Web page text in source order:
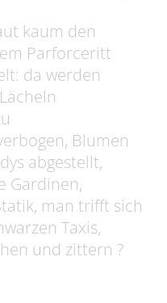
kaum den
Parforceritt
da werden
Blumen
abgestellt,
Gardinen,
man trifft sich
Taxis,
und zittern ?